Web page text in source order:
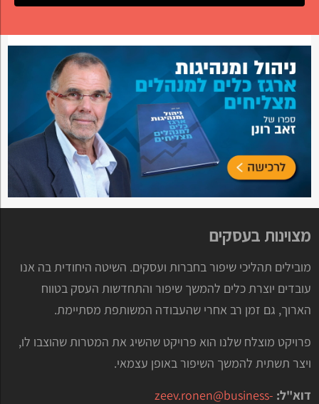
מצוינות בעסקים
מובילים תהליכי שיפור בחברות ועסקים. השיטה היחודית בה אנו
עובדים יוצרת כלים להמשך שיפור והתחדשות העסק בטווח
הארוך, גם זמן רב אחרי שהעבודה המשותפת מסתיימת.
פרויקט מוצלח שלנו הוא פרויקט שהשיג את המטרות שהוצבו לו,
ויצר תשתית להמשך השיפור באופן עצמאי.
דוא"ל: zeev.ronen@business-